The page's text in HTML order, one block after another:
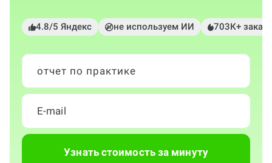
4.8/5 Яндекс не используем ИИ 703К+
отчет по практике
Узнать стоимость за минуту